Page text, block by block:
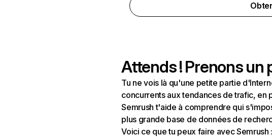
Attends ! Prenons un
Tu ne vois là qu'une petite partie
concurrents aux tendances de trafic, en
Semrush t'aide à comprendre qui
plus grande base de données de
Voici ce que tu peux faire avec Semrush